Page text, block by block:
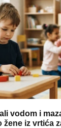
vodom i
iz vrtića